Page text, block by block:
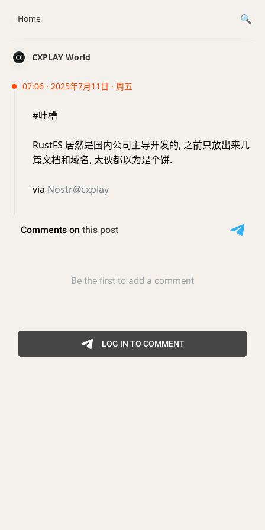
CXPLAY World
07:06 · 2025年7月11日 · 周五
#吐槽
RustFS 居然是国内公司主导开发的, 之前只放出来几
篇文档和域名, 大伙都以为是个饼.
via Nostr@cxplay
Home